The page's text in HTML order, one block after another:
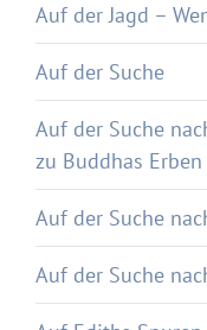
Auf der Jagd –
Auf der Suche
Auf der Suche
zu Buddhas Erben
Auf der Suche
Auf der Suche